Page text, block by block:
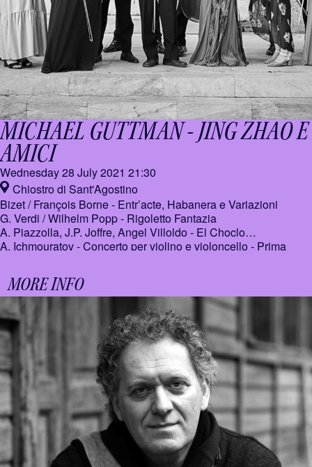
MICHAEL GUTTMAN - JING ZHAO E
AMICI
Wednesday 28 July 2021 21:30
Chiostro di Sant'Agostino
Bizet / François Borne - Entr’acte, Habanera e Variazioni
G. Verdi / Wilhelm Popp - Rigoletto Fantazia
A. Piazzolla, J.P. Joffre, Angel Villoldo - El Choclo
A. Ichmouratov - Concerto per violino e violoncello - Prima
MORE INFO